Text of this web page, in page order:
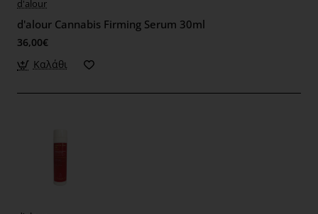
d'alour
d'alour Cannabis Firming Serum 30ml
36,00€
Καλάθι